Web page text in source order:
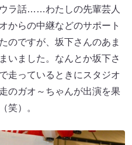
ラ話……わたしの先輩芸人
からの中継などのサポート
のですが、坂下さんのあま
いました。なんとか坂下さ
走っているときにスタジオ
のガオ～ちゃんが出演を果
笑）。